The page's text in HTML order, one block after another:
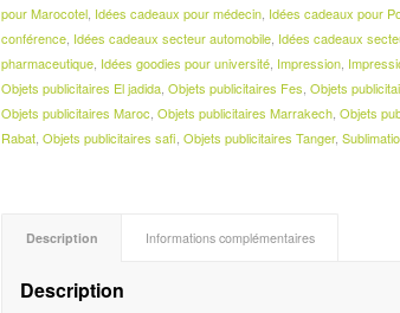
pour Marocotel Idées cadeaux pour médecin Idées cadeaux pour
conférence Idées cadeaux secteur automobile Idées cadeaux
pharmaceutique Idées goodies pour université Impression
Objets publicitaires El jadida ,Objets publicitaires Fes ,Objets
Objets publicitaires Maroc ,Objets publicitaires Marrakech ,Objets
Rabat ,Objets publicitaires safi ,Objets publicitaires Tanger,
Description Informations complémentaires
Description